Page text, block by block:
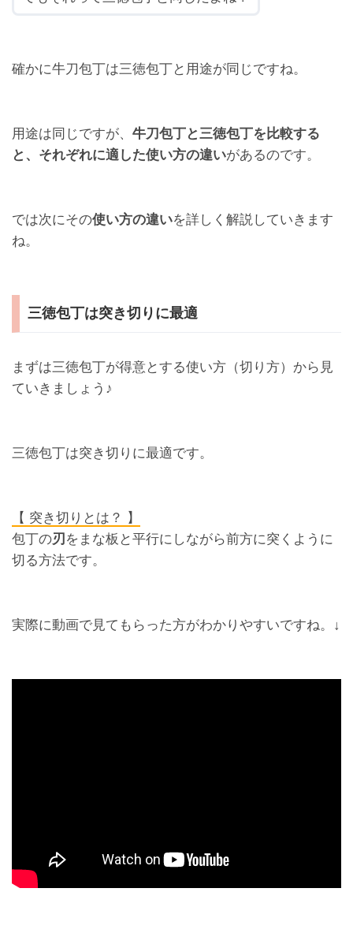
確かに牛刀包丁は三徳包丁と用途が同じですね。
用途は同じですが、 牛刀包丁と三徳包丁を比較する
と、それぞれに適した使い方の違いがあるのです。
では次にその使い方の違いを詳しく解説していきます
ね。
三徳包丁は突き切りに最適
まずは三徳包丁が得意とする使い方（切り方）から見
ていきましょう♪
三徳包丁は突き切りに最適です。
【 突き切りとは？ 】
包丁の刃 をまな板と平行にしながら前方に突くように
切る方法です。
実際に動画で見てもらった方がわかりやすいですね。↓